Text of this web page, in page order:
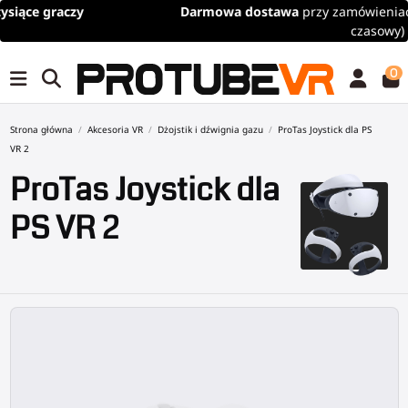
Darmowa dostawa
przy zamówieniach powyżej 100€/115$ (limit
0
Strona główna Akcesoria VR Dżojstik i dźwignia gazu
ProTas Joystick dla PS
VR 2
ProTas Joystick dla
PS VR 2